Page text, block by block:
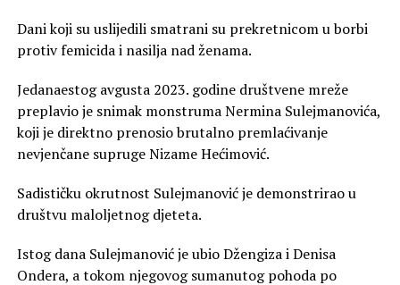
Dani koji su uslijedili smatrani su prekretnicom u borbi
protiv femicida i nasilja nad ženama.
Jedanaestog avgusta 2023. godine društvene mreže
preplavio je snimak monstruma Nermina Sulejmanovića,
koji je direktno prenosio brutalno premlaćivanje
nevjenčane supruge Nizame Hećimović.
Sadističku okrutnost Sulejmanović je demonstrirao u
društvu maloljetnog djeteta.
Istog dana Sulejmanović je ubio Džengiza i Denisa
Ondera, a tokom njegovog sumanutog pohoda po